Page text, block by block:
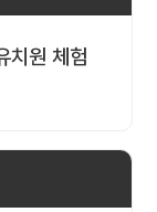
치원 체험